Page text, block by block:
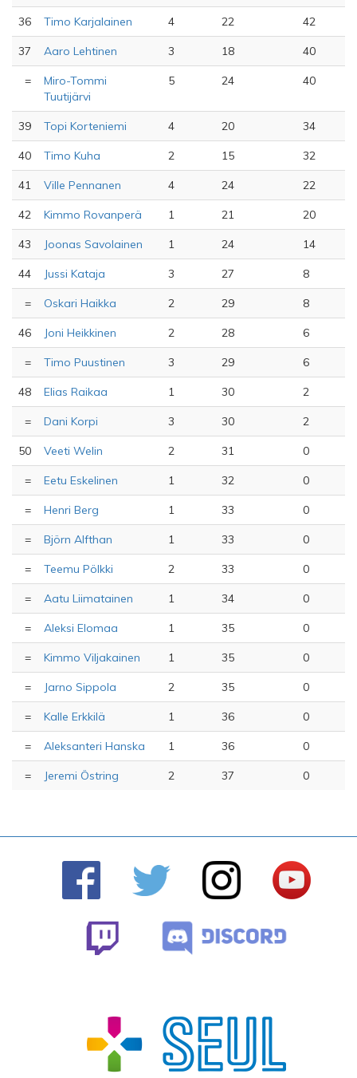
36 Timo Karjalainen 4 22 42
37 Aaro Lehtinen 3 18 40
=
Miro-Tommi
Tuutijärvi
5 24 40
39 Topi Korteniemi 4 20 34
40 Timo Kuha 2 15 32
41 Ville Pennanen 4 24 22
42 Kimmo Rovanperä 1 21 20
43 Joonas Savolainen 1 24 14
44 Jussi Kataja 3 27 8
= Oskari Haikka 2 29 8
46 Joni Heikkinen 2 28 6
= Timo Puustinen 3 29 6
48 Elias Raikaa 1 30 2
= Dani Korpi 3 30 2
50 Veeti Welin 2 31 0
= Eetu Eskelinen 1 32 0
= Henri Berg 1 33 0
= Björn Alfthan 1 33 0
= Teemu Pölkki 2 33 0
= Aatu Liimatainen 1 34 0
= Aleksi Elomaa 1 35 0
= Kimmo Viljakainen 1 35 0
= Jarno Sippola 2 35 0
= Kalle Erkkilä 1 36 0
= Aleksanteri Hanska 1 36 0
= Jeremi Östring 2 37 0